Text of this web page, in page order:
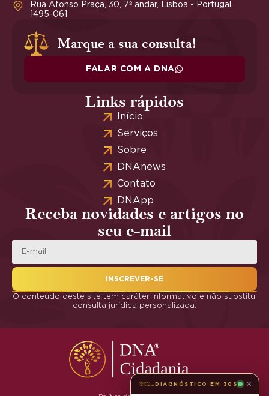
Rua Afonso Praça, 30, 7º andar, Lisboa - Portugal,
1495-061
Marque a sua consulta!
FALAR COM A DNA
Links rápidos
Início
Serviços
Sobre
DNAnews
Contato
DNApp
Receba novidades e artigos no
seu e-mail
INSCREVER-SE
O conteúdo deste site tem caráter informativo e não substitui
consulta jurídica personalizada.
DIAGNÓSTICO EM 30S ×